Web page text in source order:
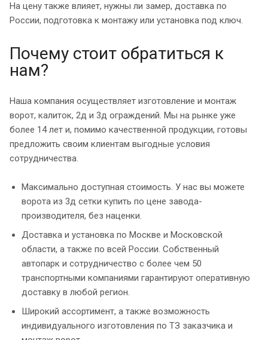
На цену также влияет, нужны ли замер, доставка по
России, подготовка к монтажу или установка под ключ.
Почему стоит обратиться к
нам?
Наша компания осуществляет изготовление и монтаж
ворот, калиток, 2д и 3д ограждений. Мы на рынке уже
более 14 лет и, помимо качественной продукции, готовы
предложить своим клиентам выгодные условия
сотрудничества.
Максимально доступная стоимость. У нас вы можете
ворота из 3д сетки купить по цене завода-
производителя, без наценки.
Доставка и установка по Москве и Московской
области, а также по всей России. Собственный
автопарк и сотрудничество с более чем 50
транспортными компаниями гарантируют оперативную
доставку в любой регион.
Широкий ассортимент, а также возможность
индивидуального изготовления по ТЗ заказчика и